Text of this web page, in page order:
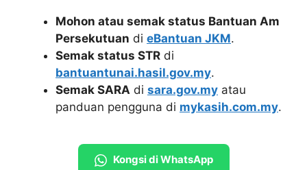
Mohon atau semak status Bantuan Am
Persekutuan di eBantuan JKM.
Semak status STR di
bantuantunai.hasil.gov.my.
Semak SARA di sara.gov.my atau
panduan pengguna di mykasih.com.my.
Kongsi di WhatsApp